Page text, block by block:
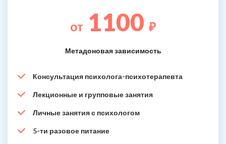
от 1100 ₽
Метадоновая зависимость
Консультация психолога-психотерапевта
Лекционные и групповые занятия
Личные занятия с психологом
5-ти разовое питание